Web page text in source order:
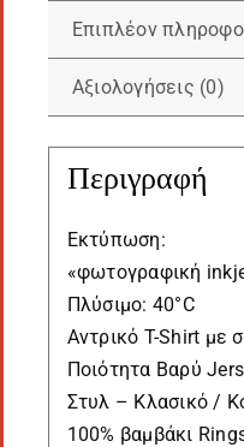
Επιπλέον
Αξιολογήσεις (0)
Περιγραφή
Εκτύπωση:
«φωτογραφική
Πλύσιμο: 40°C
Αντρικό T-Shirt με
Ποιότητα Βαρύ
Στυλ – Κλασικό /
100% βαμβάκι